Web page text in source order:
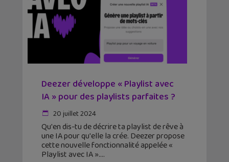
Deezer développe « Playlist avec
IA » pour des playlists parfaites ?
20 juillet 2024
Qu'en dis-tu de décrire ta playlist de rêve à
une IA pour qu'elle la crée. Deezer propose
cette nouvelle fonctionnalité appelée «
Playlist avec IA ».